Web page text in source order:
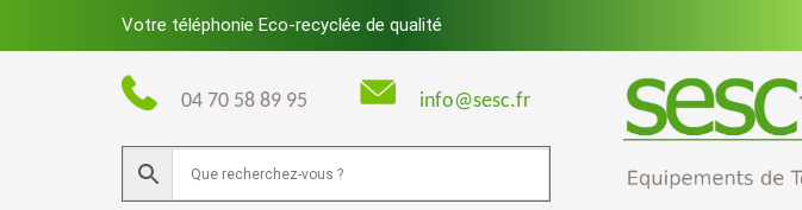
Votre téléphonie Eco-recyclée de qualité
04 70 58 89 95 info@sesc.fr